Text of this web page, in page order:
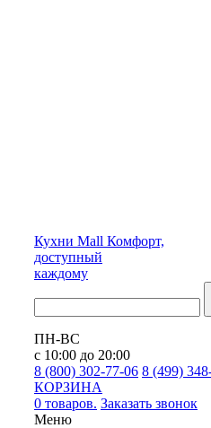
Кухни Mall Комфорт,
доступный
каждому
ПН-ВС
с 10:00 до 20:00
8 (800) 302-77-06 8 (499)
КОРЗИНА
0 товаров. Заказать звонок
Меню